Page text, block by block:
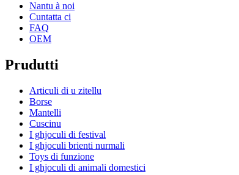
Nantu à noi
Cuntatta ci
FAQ
OEM
Prudutti
Articuli di u zitellu
Borse
Mantelli
Cuscinu
I ghjoculi di festival
I ghjoculi brienti nurmali
Toys di funzione
I ghjoculi di animali domestici